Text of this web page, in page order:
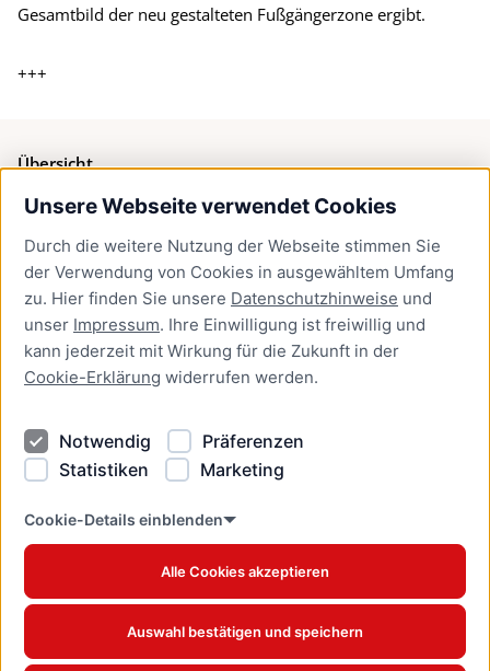
Unsere Webseite verwendet Cookies
Durch die weitere Nutzung der Webseite stimmen Sie
der Verwendung von Cookies in ausgewähltem Umfang
zu. Hier finden Sie unsere Datenschutzhinweise und
unser Impressum. Ihre Einwilligung ist freiwillig und
kann jederzeit mit Wirkung für die Zukunft in der
Cookie-Erklärung widerrufen werden.
Notwendig
Präferenzen
Statistiken
Marketing
Cookie-Details einblenden
Alle Cookies akzeptieren
Auswahl bestätigen und speichern
Gesamtbild der neu gestalteten Fußgängerzone ergibt.
+++
Übersicht
Bürgerservice
Presse
Newsletter Lübeck:kompakt
Kontakt
Kontakt
Datenschutzhinweise
Barrierefreiheit
Cookie Erklärung
www.luebeck.de